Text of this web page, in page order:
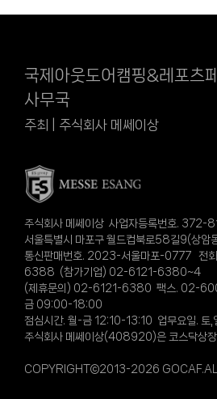
국제아웃도어캠핑&레포츠
사무국
주최 | 주식회사 메쎄이상
주식회사 메쎄이상 사업자등록번호. 372-
서울특별시 마포구 월드컵북로58길9(상암
통신판매번호. 2023-서울마포-0777 전
6388 (참가기업) 02-6121-6380~4
(제휴문의) 02-6121-6380 팩스. 02-
금 09:00-18:00
점심시간. 월-금 12:10-13:10 업무요일. 토,
주식회사 메쎄이상(408920)은 코스닥상
COPYRIGHT©2013-2026